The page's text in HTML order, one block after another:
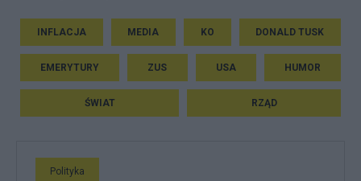
INFLACJA MEDIA KO DONALD TUSK
EMERYTURY ZUS USA HUMOR
ŚWIAT RZĄD
Polityka